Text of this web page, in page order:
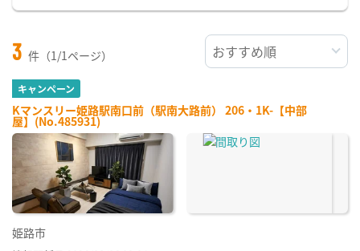
3 件（1/1ページ）
キャンペーン
Kマンスリー姫路駅南口前（駅南大路前） 206・1K-【中部
屋】(No.485931)
姫路市